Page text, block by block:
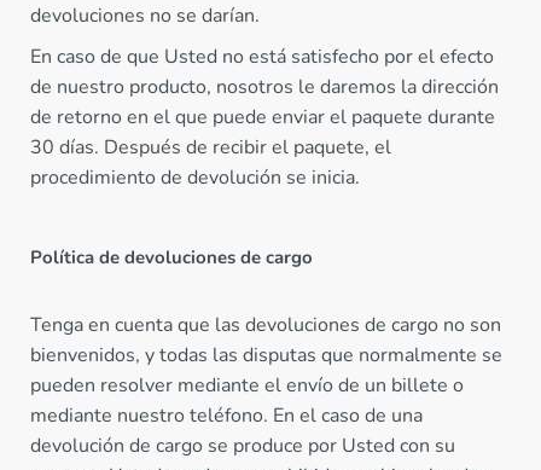
devoluciones no se darían.
En caso de que Usted no está satisfecho por el efecto
de nuestro producto, nosotros le daremos la dirección
de retorno en el que puede enviar el paquete durante
30 días. Después de recibir el paquete, el
procedimiento de devolución se inicia.
Política de devoluciones de cargo
Tenga en cuenta que las devoluciones de cargo no son
bienvenidos, y todas las disputas que normalmente se
pueden resolver mediante el envío de un billete o
mediante nuestro teléfono. En el caso de una
devolución de cargo se produce por Usted con su